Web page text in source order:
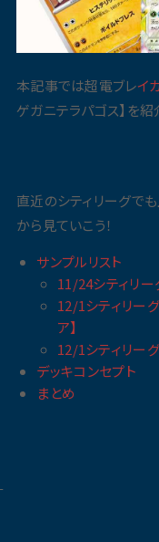
本記事では超電ブレイ
ゲガニテラパゴス】を紹
直近のシティリーグで
から見ていこう！
サンプルリスト
11/24シティリ
12/1シティリー
ア】
12/1シティリー
デッキコンセプト
まとめ